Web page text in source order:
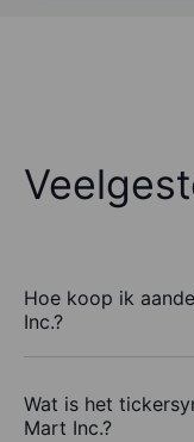
Hoe koop ik
Inc.?
Wat is het
Mart Inc.?